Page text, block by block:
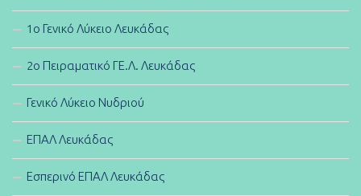
1ο Γενικό Λύκειο Λευκάδας
2ο Πειραματικό ΓΕ.Λ. Λευκάδας
Γενικό Λύκειο Νυδριού
ΕΠΑΛ Λευκάδας
Εσπερινό ΕΠΑΛ Λευκάδας